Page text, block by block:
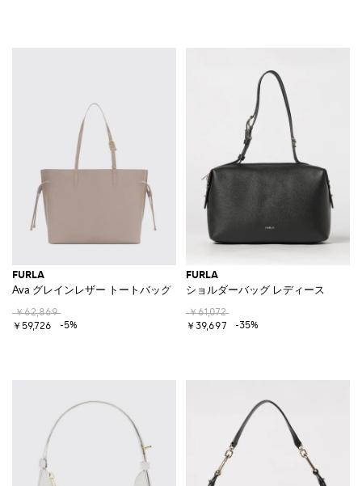
FURLA
Ava グレインレザー トートバッグ
￥62,869
￥59,726
-5%
FURLA
ショルダーバッグ レディース
￥61,072
￥39,697
-35%